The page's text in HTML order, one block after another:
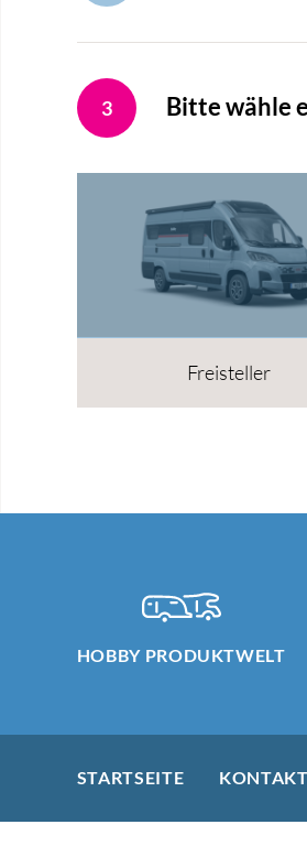
3 Bitte wähle
Freisteller
HOBBY PRODUKTWELT
STARTSEITE